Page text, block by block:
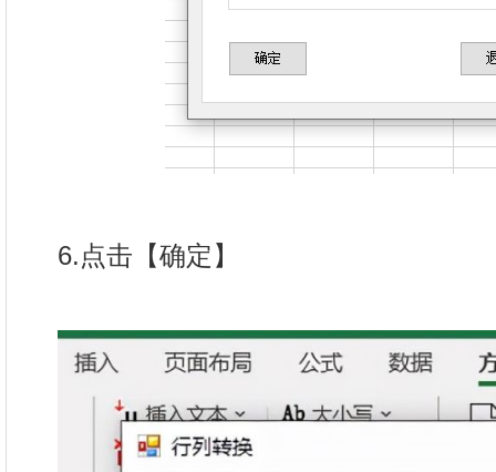
6.点击【确定】